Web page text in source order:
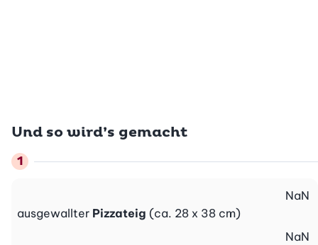
Und so wird’s gemacht
ausgewallter Pizzateig (ca. 28 x 38 cm)
NaN
NaN